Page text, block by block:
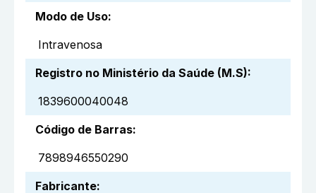
Modo de Uso:
Intravenosa
Registro no Ministério da Saúde (M.S):
1839600040048
Código de Barras:
7898946550290
Fabricante: